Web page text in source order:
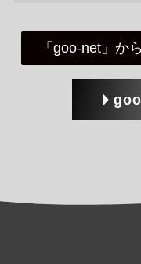
「goo-net」か